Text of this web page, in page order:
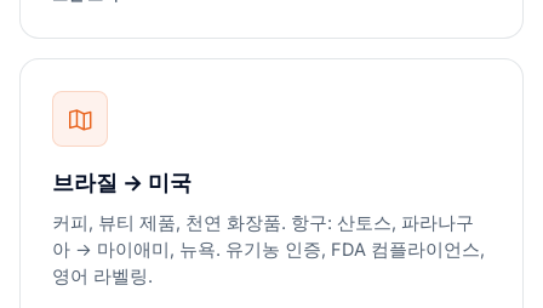
브라질 → 미국
커피, 뷰티 제품, 천연 화장품. 항구: 산토스, 파라나구
아 → 마이애미, 뉴욕. 유기농 인증, FDA 컴플라이언스,
영어 라벨링.